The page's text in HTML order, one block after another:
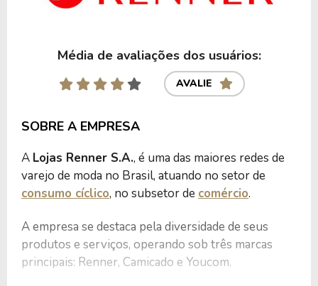
Média de avaliações dos usuários:
AVALIE
SOBRE A EMPRESA
A Lojas Renner S.A., é uma das maiores redes de
varejo de moda no Brasil, atuando no setor de
consumo cíclico, no subsetor de comércio.
A empresa se destaca pela diversidade de seus
produtos e serviços, operando sob três marcas
principais: Renner, Camicado e Youcom.